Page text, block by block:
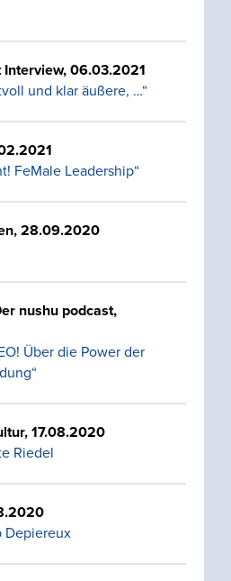
06.03.2021
und klar äußere, …“
FeMale Leadership“
28.09.2020
nushu podcast,
Über die Power der
17.08.2020
Riedel
Depiereux